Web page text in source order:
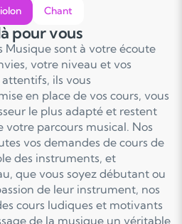
Chant
pour vous
Musique sont à votre écoute
votre niveau et vos
ils vous
en place de vos cours, vous
le plus adapté et restent
parcours musical. Nos
vos demandes de cours de
des instruments, et
que vous soyez débutant ou
de leur instrument, nos
cours ludiques et motivants
de la musique un véritable